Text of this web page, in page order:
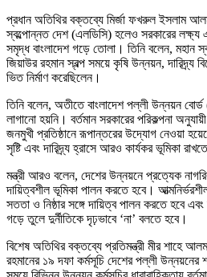
প্রধান অতিথির বক্তব্যে মির্জা ফখরুল ইসলাম
স্বল্পোন্নত দেশ (এলডিসি) হলেও সরকারের লক্ষ্য
সমৃদ্ধ বাংলাদেশ গড়ে তোলা। তিনি বলেন, মহান
জিয়াউর রহমান স্বল্প সময়ে কৃষি উন্নয়ন,
ভিত নির্মাণ করেছিলেন।
তিনি বলেন, অতীতে বাংলাদেশ পল্লী উন্নয়ন বোর্ড
লাগানো হয়নি। বর্তমান সরকারের পরিকল্পনা
জনমুখী প্রতিষ্ঠানে রূপান্তরের উদ্যোগ নেওয়া
সৃষ্টি এবং দারিদ্র্য হ্রাসে আরও কার্যকর ভূমিকা
মন্ত্রী আরও বলেন, দেশের উন্নয়নে প্রত্যেক
দায়িত্বশীল ভূমিকা পালন করতে হবে।
সততা ও নিষ্ঠার সঙ্গে দায়িত্ব পালন করতে হবে
গড়ে তুলে দুর্নীতিকে দৃঢ়ভাবে ‘না’ বলতে হবে।
বিশেষ অতিথির বক্তব্যে প্রতিমন্ত্রী মীর শাহে
রহমানের ১৯ দফা কর্মসূচি দেশের পল্লী উন্নয়নের